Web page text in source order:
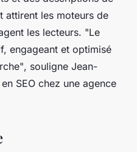
attirent les moteurs de
les lecteurs. "Le
engageant et optimisé
, souligne Jean-
SEO chez une agence